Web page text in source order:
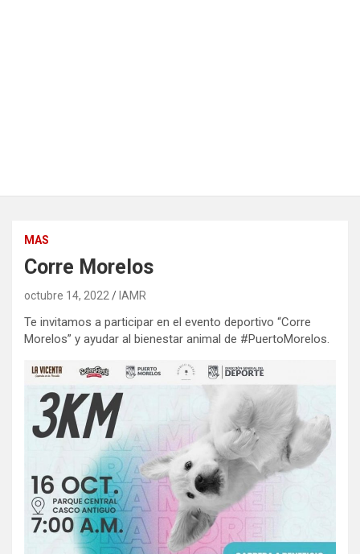
MAS
Corre Morelos
octubre 14, 2022 IAMR
Te invitamos a participar en el evento deportivo “Corre
Morelos” y ayudar al bienestar animal de #PuertoMorelos.